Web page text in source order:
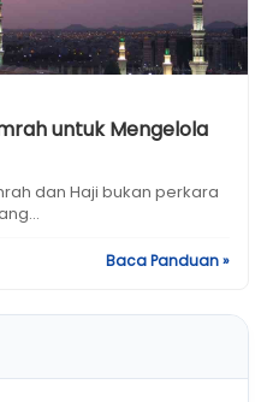
untuk Mengelola
dan Haji bukan perkara
Baca Panduan »